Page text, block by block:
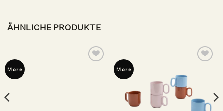
ÄHNLICHE PRODUKTE
More More
Wunschliste